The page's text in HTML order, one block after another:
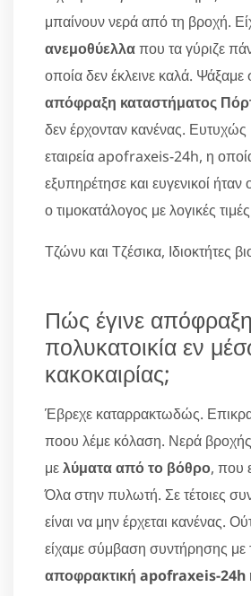
μπαίνουν νερά από τη βροχή.
ανεμοθύελλαπου τα γύριζε
οποία δεν έκλεινε καλά. Ψάξαμε
απόφραξη καταστήματος
δεν έρχονταν κανένας. Ευτυχώς
εταιρεία apofraxeis-24h, η
εξυπηρέτησε και ευγενικοί ήταν
ο τιμοκατάλογος με λογικές
Τζώνυ και Τζέσικα, Ιδιοκτήτες
Πώς έγινε
πολυκατοικία εν
κακοκαιρίας;
Έβρεχε καταρρακτωδώς.
ποου λέμε κόλαση. Νερά
μελύματα από το βόθρο, που
Όλα στην πυλωτή. Σε τέτοιες
είναι να μην έρχεται κανένας.
είχαμε σύμβαση συντήρησης με
αποφρακτική apofraxeis-24h